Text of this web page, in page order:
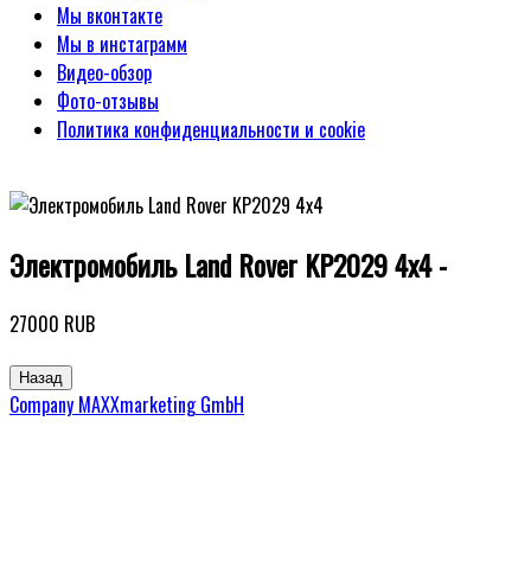
Мы вконтакте
Мы в инстаграмм
Видео-обзор
Фото-отзывы
Политика конфиденциальности и cookie
Электромобиль Land Rover KP2029 4x4 -
27000 RUB
Company MAXXmarketing GmbH